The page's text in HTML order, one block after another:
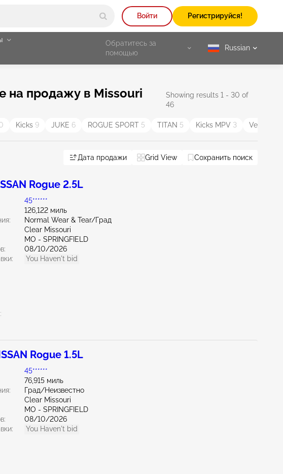
Войти Регистрируйся!
Обратитесь за
помощью
selected
Russian
на продажу в Missouri
Showing results 1 - 30 of
46
Kicks 9 JUKE 6 ROGUE SPORT 5 TITAN 5 Kicks MPV 3 Versa
Дата продажи Grid View Сохранить поиск
Rogue 2.5L
45******
126,122 миль
Normal Wear & Tear/Град
Clear Missouri
MO - SPRINGFIELD
08/10/2026
You Haven't bid
Rogue 1.5L
45******
76,915 миль
Град/Неизвестно
Clear Missouri
MO - SPRINGFIELD
08/10/2026
You Haven't bid